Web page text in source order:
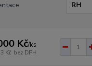
Kč/ks
Kč bez DPH